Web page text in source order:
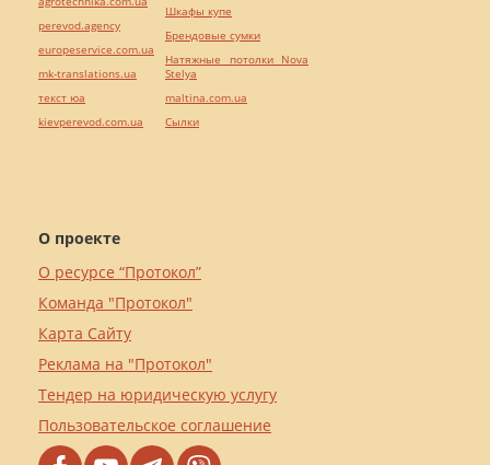
О проекте
О ресурсе “Протокол”
Команда "Протокол"
Карта Сайту
Реклама на "Протокол"
Тендер на юридическую услугу
Пользовательское соглашение
perevod.agency
europeservice.com.ua
mk-translations.ua
текст юа
kievperevod.com.ua
Шкафы купе
Брендовые сумки
Натяжные потолки Nova
Stelya
maltina.com.ua
Cылки